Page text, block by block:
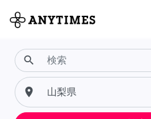
search
place